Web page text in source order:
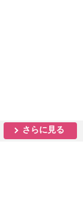
さらに見る